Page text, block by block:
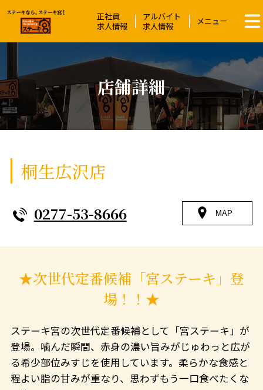
ステーキ宮 | ステーキ＆ハンバーグレス
正社員
求人情報
アルバイト
求人情報
メニュー
店舗詳細
桐生広沢店
0277-53-8666 MAP
★次世代定番候補「宮ステーキ」登
場！！★
ステーキ宮の次世代定番候補として「宮ステーキ」が
登場。噛んだ瞬間、赤身の濃い旨みがじゅわっと広が
る希少部位みすじを使用しています。柔らかな食感と
程よい脂の甘みが重なり、思わずもう一口食べたくな